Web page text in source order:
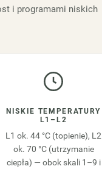
i programami niskich
NISKIE TEMPERATURY
L1–L2
L1 ok. 44 °C (topienie), L2
ok. 70 °C (utrzymanie
ciepła) — obok skali 1–9 i